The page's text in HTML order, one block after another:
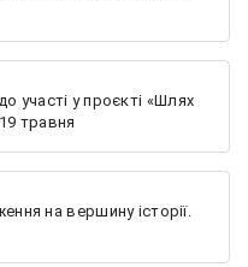
участі у проєкті «Шлях
травня
на вершину історії.